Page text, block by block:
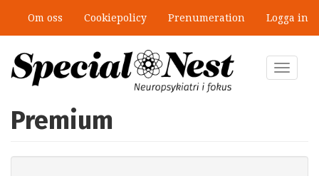
huvudinnehåll
Om oss Cookiepolicy Prenumeration Logga in
Toggle
Premium